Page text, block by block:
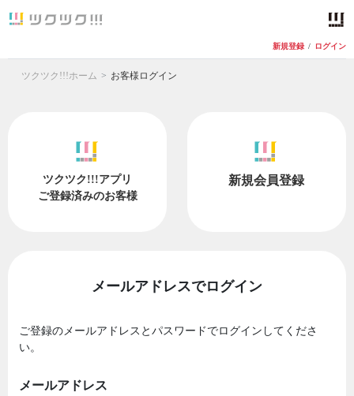
新規登録 / ログイン
ツクツク!!!ホーム お客様ログイン
ツクツク!!!アプリ
ご登録済みのお客様
新規会員登録
メールアドレスでログイン
ご登録のメールアドレスとパスワードでログインしてくださ
い。
メールアドレス